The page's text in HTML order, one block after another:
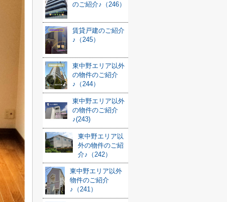
のご紹介♪（246）
賃貸戸建のご紹介
♪（245）
東中野エリア以外
の物件のご紹介
♪（244）
東中野エリア以外
の物件のご紹介
♪(243)
東中野エリア以
外の物件のご紹
介♪（242）
東中野エリア以外
物件のご紹介
♪（241）